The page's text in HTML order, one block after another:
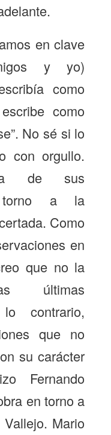
en clave
y yo)
como
como
No sé si lo
con orgullo.
de sus
torno a la
Como
en
que no la
últimas
contrario,
que no
su carácter
Fernando
en torno a
Vallejo. Mario